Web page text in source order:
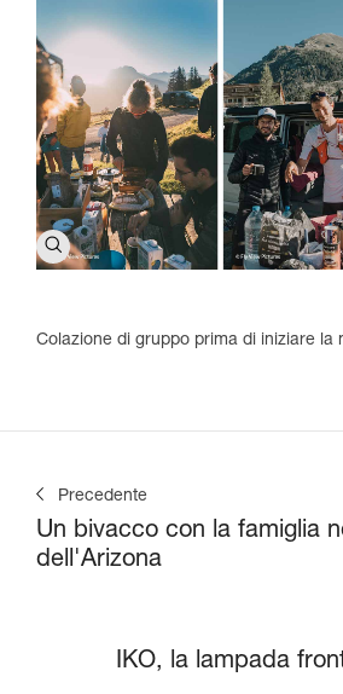
Colazione di gruppo prima di iniziare la
Precedente
Un bivacco con la famiglia
dell'Arizona
IKO, la lampada